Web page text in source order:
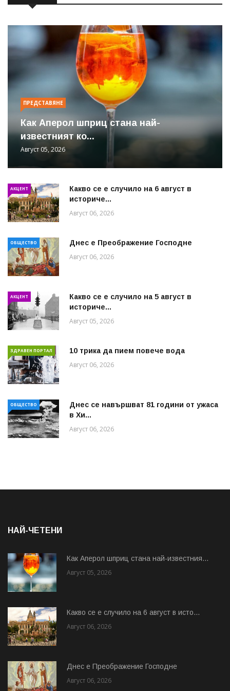
ПРЕДСТАВЯНЕ
Как Аперол шприц стана най-
известният ко...
Август 05, 2026
АКЦЕНТ
Какво се е случило на 6 август в
историче...
Август 06, 2026
ОБЩЕСТВО Днес е Преображение Господне
Август 06, 2026
АКЦЕНТ
Какво се е случило на 5 август в
историче...
Август 05, 2026
ЗДРАВЕН ПОРТАЛ 10 трика да пием повече вода
Август 06, 2026
ОБЩЕСТВО
Днес се навършват 81 години от ужаса
в Хи...
Август 06, 2026
НАЙ-ЧЕТЕНИ
Как Аперол шприц стана най-известния...
Август 05, 2026
Какво се е случило на 6 август в исто...
Август 06, 2026
Днес е Преображение Господне
Август 06, 2026